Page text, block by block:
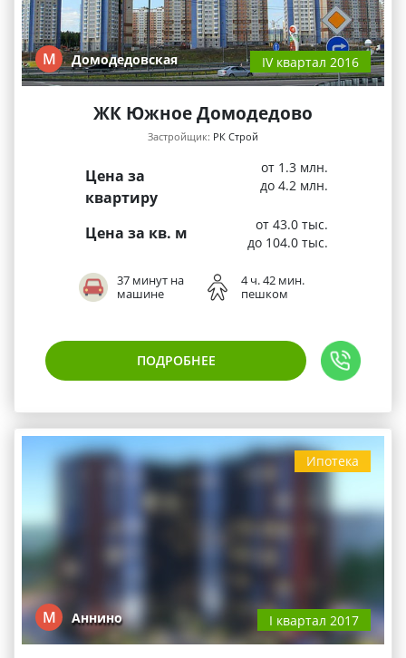
М Домодедовская IV квартал 2016
ЖК Южное Домодедово
Застройщик: РК Строй
Цена за
квартиру
от 1.3 млн.
до 4.2 млн.
Цена за кв. м
от 43.0 тыс.
до 104.0 тыс.
37 минут на
машине
4 ч. 42 мин.
пешком
ПОДРОБНЕЕ
Ипотека
М Аннино I квартал 2017